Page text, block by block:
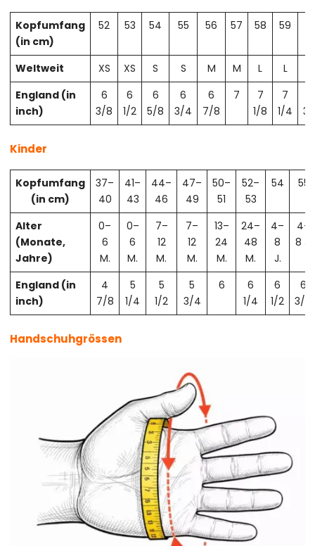
Kopfumfang
(in cm)
52 53 54 55 56 57 58 59
Weltweit XS XS S S M M L L
England (in
inch)
6
3/8
6
1/2
6
5/8
6
3/4
6
7/8
7
7
1/8
7
1/4
Kinder
Kopfumfang
(in cm)
37–
40
41–
43
44–
46
47–
49
50–
51
52–
53
54 55
Alter
(Monate,
Jahre)
0–
6
M.
0–
6
M.
7–
12
M.
7–
12
M.
13–
24
M.
24–
48
M.
4–
8
J.
4–
8 J.
England (in
inch)
4
7/8
5
1/4
5
1/2
5
3/4
6
6
1/4
6
1/2
6
3/4
Handschuhgrössen